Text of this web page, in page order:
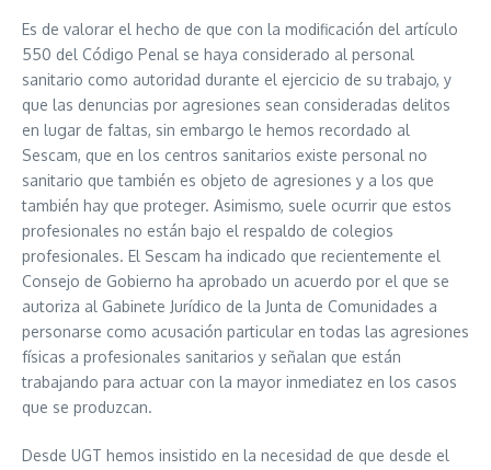
Es de valorar el hecho de que con la modificación del artículo
550 del Código Penal se haya considerado al personal
sanitario como autoridad durante el ejercicio de su trabajo, y
que las denuncias por agresiones sean consideradas delitos
en lugar de faltas, sin embargo le hemos recordado al
Sescam, que en los centros sanitarios existe personal no
sanitario que también es objeto de agresiones y a los que
también hay que proteger. Asimismo, suele ocurrir que estos
profesionales no están bajo el respaldo de colegios
profesionales. El Sescam ha indicado que recientemente el
Consejo de Gobierno ha aprobado un acuerdo por el que se
autoriza al Gabinete Jurídico de la Junta de Comunidades a
personarse como acusación particular en todas las agresiones
físicas a profesionales sanitarios y señalan que están
trabajando para actuar con la mayor inmediatez en los casos
que se produzcan.
Desde UGT hemos insistido en la necesidad de que desde el